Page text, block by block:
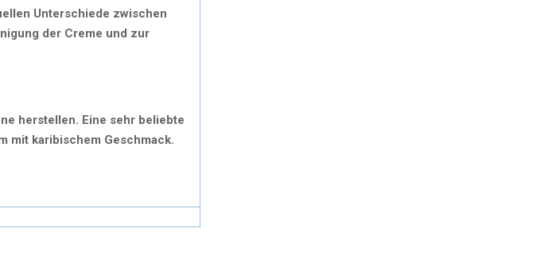
Unterschiede zwischen
der Creme und zur
herstellen. Eine sehr beliebte
mit karibischem Geschmack.